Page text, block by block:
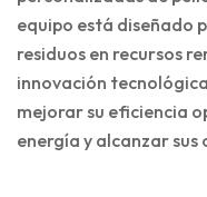
equipo está diseñado
residuos en recursos
innovación
mejorar su eficiencia
energía y alcanzar